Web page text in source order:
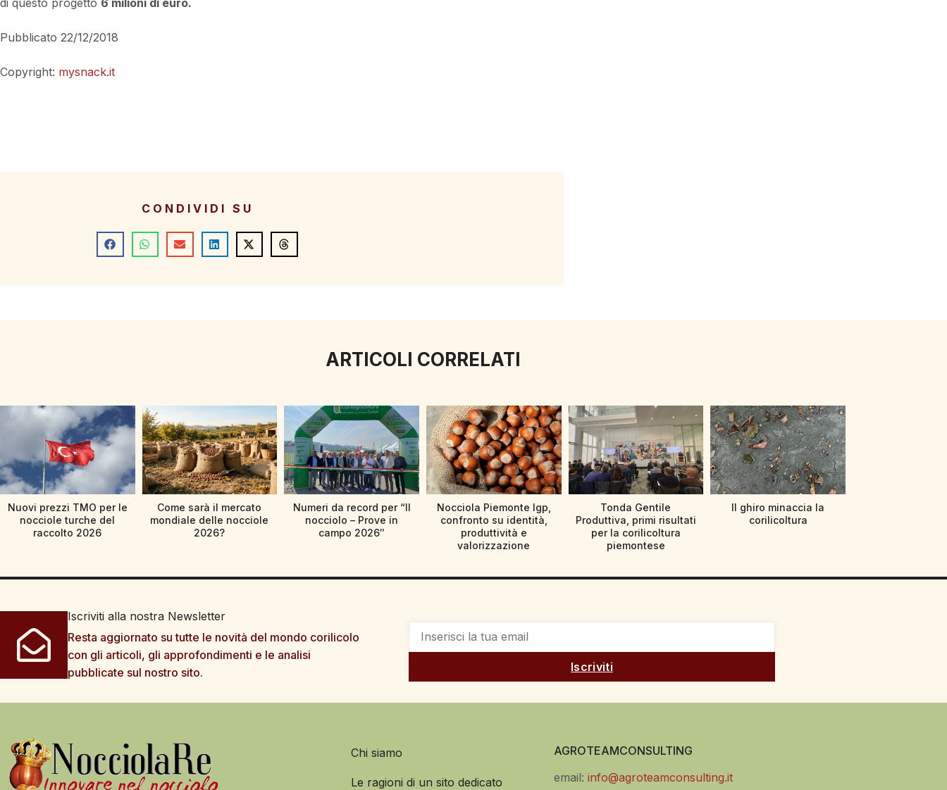
Pubblicato 22/12/2018
Copyright: mysnack.it
CONDIVIDI SU
ARTICOLI CORRELATI
Nuovi prezzi TMO per le
nocciole turche del
raccolto 2026
Come sarà il mercato
mondiale delle nocciole
2026?
Numeri da record per “Il
nocciolo – Prove in
campo 2026″
Nocciola Piemonte Igp,
confronto su identità,
produttività e
valorizzazione
Tonda Gentile
Produttiva, primi risultati
per la corilicoltura
piemontese
Il ghiro minaccia la
corilicoltura
Iscriviti alla nostra Newsletter
Resta aggiornato su tutte le novità del mondo corilicolo
con gli articoli, gli approfondimenti e le analisi
pubblicate sul nostro sito.
Iscriviti
Chi siamo
Le ragioni di un sito dedicato
AGROTEAMCONSULTING
email:info@agroteamconsulting.it